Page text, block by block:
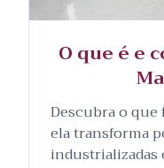
O que é e
Descubra o que
ela transforma
industrializadas